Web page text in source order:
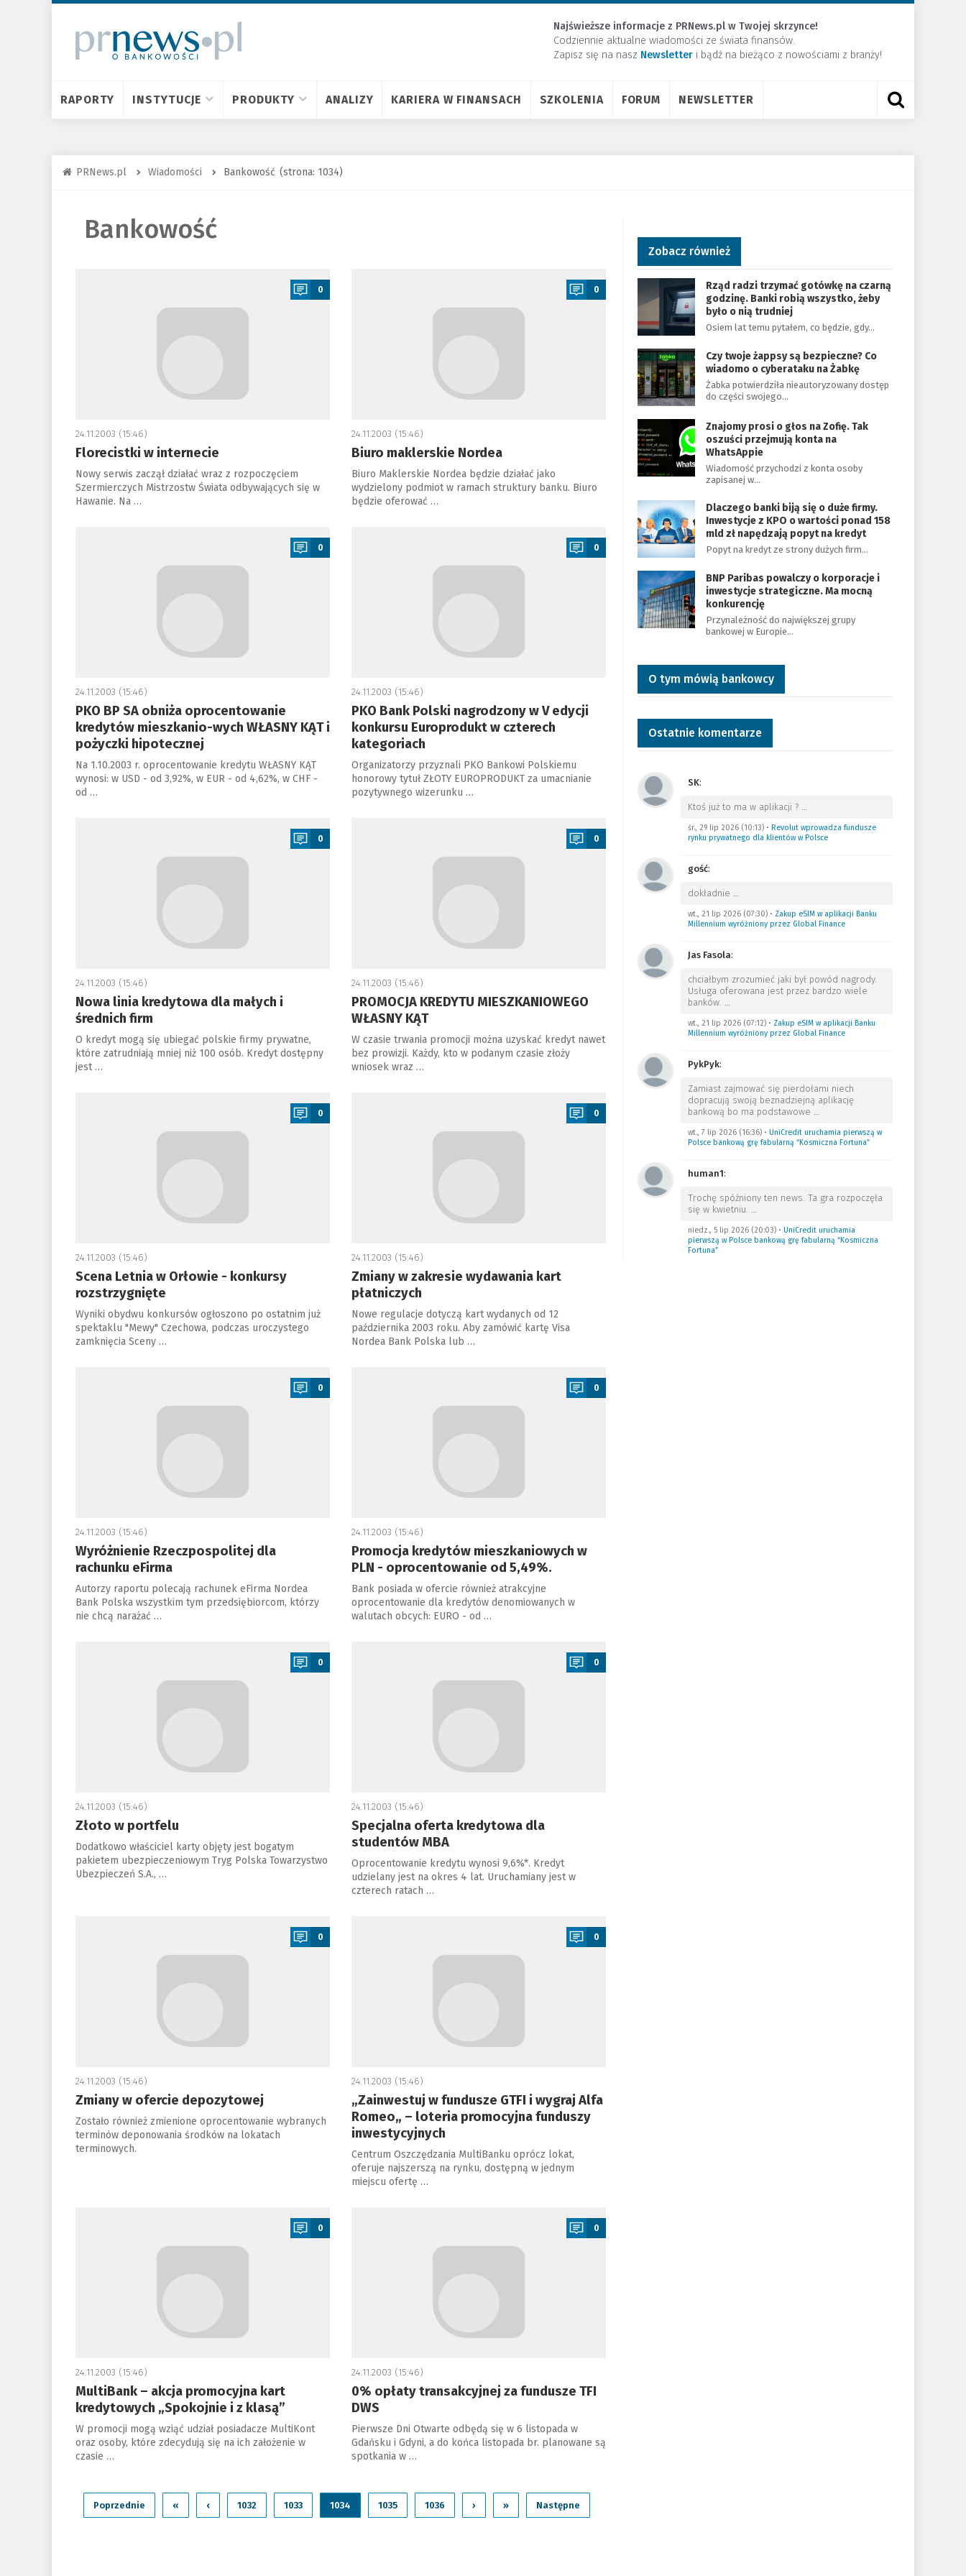
Najświeższe informacje z PRNews.pl w Twojej skrzynce!
Codziennie aktualne wiadomości ze świata finansów.
Zapisz się na nasz Newsletter ​i bądź na bieżąco z nowościami z branży!
RAPORTY INSTYTUCJE PRODUKTY ANALIZY KARIERA W FINANSACH SZKOLENIA FORUM NEWSLETTER
PRNews.pl Wiadomości Bankowość (strona: 1034)
Bankowość
0
24.11.2003 (15:46)
Florecistki w internecie
Nowy serwis zaczął działać wraz z rozpoczęciem
Szermierczych Mistrzostw Świata odbywających się w
Hawanie. Na …
0
24.11.2003 (15:46)
Biuro maklerskie Nordea
Biuro Maklerskie Nordea będzie działać jako
wydzielony podmiot w ramach struktury banku. Biuro
będzie oferować …
0
24.11.2003 (15:46)
PKO BP SA obniża oprocentowanie
kredytów mieszkanio-wych WŁASNY KĄT i
pożyczki hipotecznej
Na 1.10.2003 r. oprocentowanie kredytu WŁASNY KĄT
wynosi: w USD - od 3,92%, w EUR - od 4,62%, w CHF -
od …
0
24.11.2003 (15:46)
PKO Bank Polski nagrodzony w V edycji
konkursu Europrodukt w czterech
kategoriach
Organizatorzy przyznali PKO Bankowi Polskiemu
honorowy tytuł ZŁOTY EUROPRODUKT za umacnianie
pozytywnego wizerunku …
0
24.11.2003 (15:46)
Nowa linia kredytowa dla małych i
średnich firm
O kredyt mogą się ubiegać polskie firmy prywatne,
które zatrudniają mniej niż 100 osób. Kredyt dostępny
jest …
0
24.11.2003 (15:46)
PROMOCJA KREDYTU MIESZKANIOWEGO
WŁASNY KĄT
W czasie trwania promocji można uzyskać kredyt nawet
bez prowizji. Każdy, kto w podanym czasie złoży
wniosek wraz …
0
24.11.2003 (15:46)
Scena Letnia w Orłowie - konkursy
rozstrzygnięte
Wyniki obydwu konkursów ogłoszono po ostatnim już
spektaklu "Mewy" Czechowa, podczas uroczystego
zamknięcia Sceny …
0
24.11.2003 (15:46)
Zmiany w zakresie wydawania kart
płatniczych
Nowe regulacje dotyczą kart wydanych od 12
października 2003 roku. Aby zamówić kartę Visa
Nordea Bank Polska lub …
0
24.11.2003 (15:46)
Wyróżnienie Rzeczpospolitej dla
rachunku eFirma
Autorzy raportu polecają rachunek eFirma Nordea
Bank Polska wszystkim tym przedsiębiorcom, którzy
nie chcą narażać …
0
24.11.2003 (15:46)
Promocja kredytów mieszkaniowych w
PLN - oprocentowanie od 5,49%.
Bank posiada w ofercie również atrakcyjne
oprocentowanie dla kredytów denomiowanych w
walutach obcych: EURO - od …
0
24.11.2003 (15:46)
Złoto w portfelu
Dodatkowo właściciel karty objęty jest bogatym
pakietem ubezpieczeniowym Tryg Polska Towarzystwo
Ubezpieczeń S.A., …
0
24.11.2003 (15:46)
Specjalna oferta kredytowa dla
studentów MBA
Oprocentowanie kredytu wynosi 9,6%*. Kredyt
udzielany jest na okres 4 lat. Uruchamiany jest w
czterech ratach …
0
24.11.2003 (15:46)
Zmiany w ofercie depozytowej
Zostało również zmienione oprocentowanie wybranych
terminów deponowania środków na lokatach
terminowych.
0
24.11.2003 (15:46)
„Zainwestuj w fundusze GTFI i wygraj Alfa
Romeo„ – loteria promocyjna funduszy
inwestycyjnych
Centrum Oszczędzania MultiBanku oprócz lokat,
oferuje najszerszą na rynku, dostępną w jednym
miejscu ofertę …
0
24.11.2003 (15:46)
MultiBank – akcja promocyjna kart
kredytowych „Spokojnie i z klasą”
W promocji mogą wziąć udział posiadacze MultiKont
oraz osoby, które zdecydują się na ich założenie w
czasie …
0
24.11.2003 (15:46)
0% opłaty transakcyjnej za fundusze TFI
DWS
Pierwsze Dni Otwarte odbędą się w 6 listopada w
Gdańsku i Gdyni, a do końca listopada br. planowane są
spotkania w …
Poprzednie « ‹ 1032 1033 1034 1035 1036 › » Następne
Zobacz również
Rząd radzi trzymać gotówkę na czarną
godzinę. Banki robią wszystko, żeby
było o nią trudniej
Osiem lat temu pytałem, co będzie, gdy…
Czy twoje żappsy są bezpieczne? Co
wiadomo o cyberataku na Żabkę
Żabka potwierdziła nieautoryzowany dostęp
do części swojego…
Znajomy prosi o głos na Zofię. Tak
oszuści przejmują konta na
WhatsAppie
Wiadomość przychodzi z konta osoby
zapisanej w…
Dlaczego banki biją się o duże firmy.
Inwestycje z KPO o wartości ponad 158
mld zł napędzają popyt na kredyt
Popyt na kredyt ze strony dużych firm…
BNP Paribas powalczy o korporacje i
inwestycje strategiczne. Ma mocną
konkurencję
Przynależność do największej grupy
bankowej w Europie…
O tym mówią bankowcy
Ostatnie komentarze
SK:
Ktoś już to ma w aplikacji ? …
śr., 29 lip 2026 (10:13)• Revolut wprowadza fundusze
rynku prywatnego dla klientów w Polsce
gość:
dokładnie …
wt., 21 lip 2026 (07:30)• Zakup eSIM w aplikacji Banku
Millennium wyróżniony przez Global Finance
Jas Fasola:
chciałbym zrozumieć jaki był powód nagrody.
Usługa oferowana jest przez bardzo wiele
banków. …
wt., 21 lip 2026 (07:12)• Zakup eSIM w aplikacji Banku
Millennium wyróżniony przez Global Finance
PykPyk:
Zamiast zajmować się pierdołami niech
dopracują swoją beznadziejną aplikację
bankową bo ma podstawowe …
wt., 7 lip 2026 (16:36)• UniCredit uruchamia pierwszą w
Polsce bankową grę fabularną “Kosmiczna Fortuna”
human1:
Trochę spóźniony ten news. Ta gra rozpoczęła
się w kwietniu. …
niedz., 5 lip 2026 (20:03)• UniCredit uruchamia
pierwszą w Polsce bankową grę fabularną “Kosmiczna
Fortuna”